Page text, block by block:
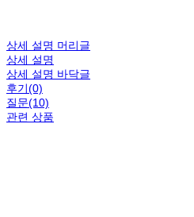
상세 설명 머리글
상세 설명
상세 설명 바닥글
후기(0)
질문(10)
관련 상품